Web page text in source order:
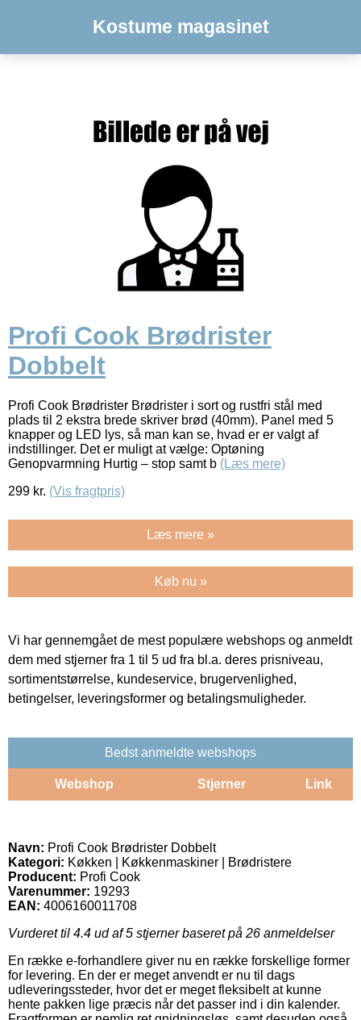
Kostume magasinet
Profi Cook Brødrister
Dobbelt
Profi Cook Brødrister Brødrister i sort og rustfri stål med
plads til 2 ekstra brede skriver brød (40mm). Panel med 5
knapper og LED lys, så man kan se, hvad er er valgt af
indstillinger. Det er muligt at vælge: Optøning
Genopvarmning Hurtig – stop samt b (Læs mere)
299 kr. (Vis fragtpris)
Læs mere »
Køb nu »
Vi har gennemgået de mest populære webshops og anmeldt
dem med stjerner fra 1 til 5 ud fra bl.a. deres prisniveau,
sortimentstørrelse, kundeservice, brugervenlighed,
betingelser, leveringsformer og betalingsmuligheder.
Bedst anmeldte webshops
Webshop Stjerner Link
Navn: Profi Cook Brødrister Dobbelt
Kategori: Køkken | Køkkenmaskiner | Brødristere
Producent: Profi Cook
Varenummer: 19293
EAN: 4006160011708
Vurderet til 4.4 ud af 5 stjerner baseret på 26 anmeldelser
En række e-forhandlere giver nu en række forskellige former
for levering. En der er meget anvendt er nu til dags
udleveringssteder, hvor det er meget fleksibelt at kunne
hente pakken lige præcis når det passer ind i din kalender.